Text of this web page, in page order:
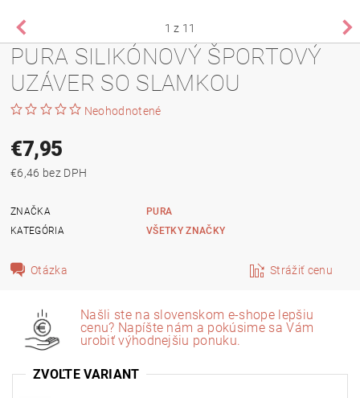
1 z 11
PURA SILIKÓNOVÝ ŠPORTOVÝ
UZÁVER SO SLAMKOU
Neohodnotené
€7,95
€6,46 bez DPH
ZNAČKA
PURA
KATEGÓRIA
VŠETKY ZNAČKY
Otázka Strážiť cenu
Našli ste na slovenskom e-shope lepšiu
cenu? Napíšte nám a pokúsime sa Vám
urobiť výhodnejšiu ponuku.
ZVOĽTE VARIANT